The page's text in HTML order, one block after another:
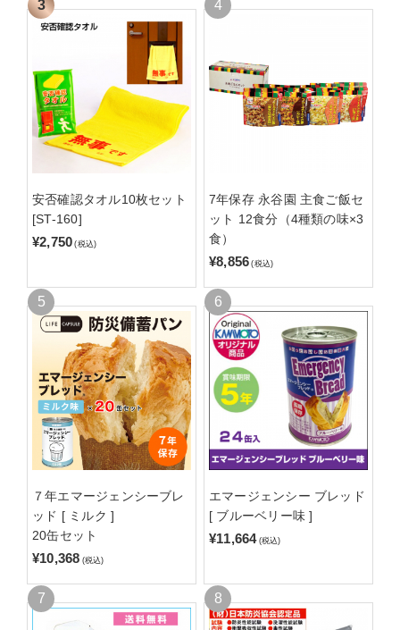
安否確認タオル10枚セット
[ST-160]
¥2,750 (税込)
7年保存 永谷園 主食ご飯セ
ット 12食分（4種類の味×3
食）
¥8,856 (税込)
７年エマージェンシーブレ
ッド [ ミルク ]
20缶セット
¥10,368 (税込)
エマージェンシー ブレッド
[ ブルーベリー味 ]
¥11,664 (税込)